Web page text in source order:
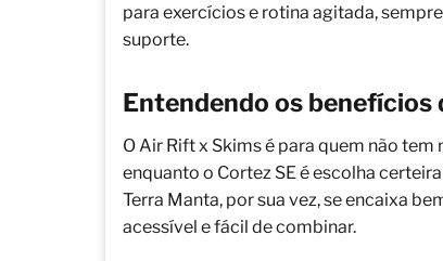
para exercícios e rotina agitada,
suporte.
Entendendo os benefícios
O Air Rift x Skims é para quem não
enquanto o Cortez SE é escolha
Terra Manta, por sua vez, se encaixa
acessível e fácil de combinar.